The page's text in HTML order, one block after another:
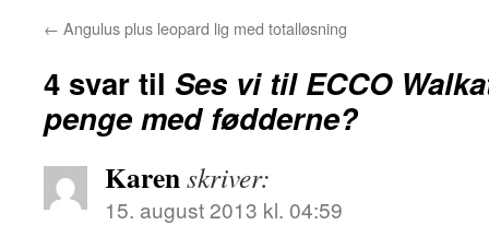
← Angulus plus leopard lig med totalløsning
4 svar til Ses vi til ECCO
penge med fødderne?
Karenskriver:
15. august 2013 kl. 04:59